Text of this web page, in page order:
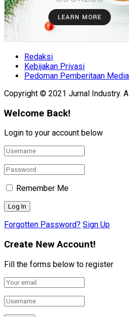
Redaksi
Kebijakan Privasi
Pedoman Pemberitaan
Copyright © 2021 Jurnal Industry.
Welcome Back!
Login to your account below
Remember Me
Forgotten Password? Sign Up
Create New Account!
Fill the forms below to register